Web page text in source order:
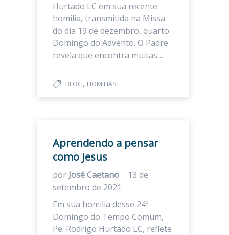
Hurtado LC em sua recente
homilia, transmitida na Missa
do dia 19 de dezembro, quarto
Domingo do Advento. O Padre
revela que encontra muitas…
BLOG, HOMILIAS
Aprendendo a pensar
como Jesus
por José Caetano
13 de
setembro de 2021
Em sua homilia desse 24º
Domingo do Tempo Comum,
Pe. Rodrigo Hurtado LC, reflete